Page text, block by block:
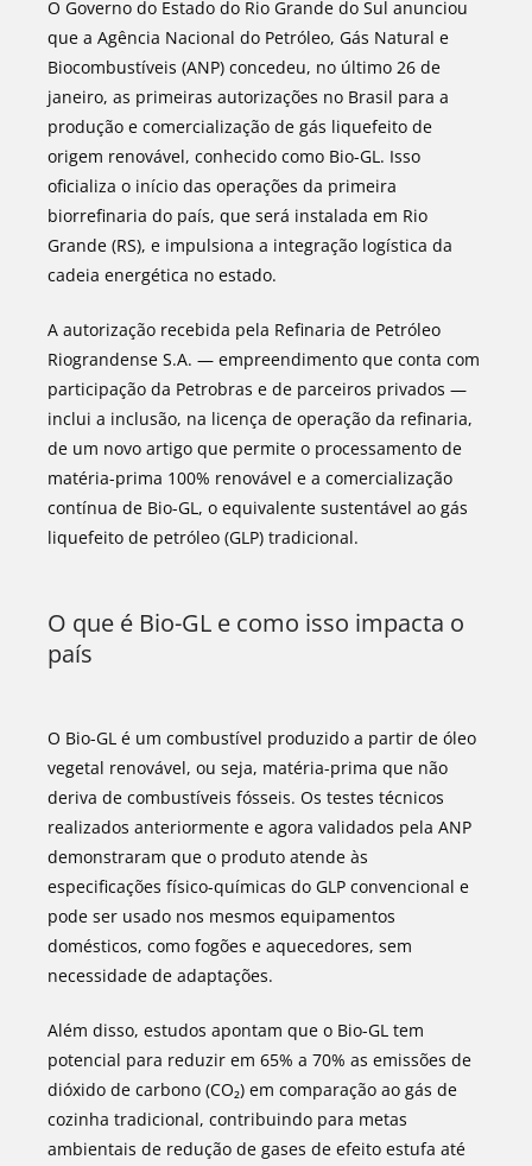
O Governo do Estado do Rio Grande do Sul anunciou
que a Agência Nacional do Petróleo, Gás Natural e
Biocombustíveis (ANP) concedeu, no último 26 de
janeiro, as primeiras autorizações no Brasil para a
produção e comercialização de gás liquefeito de
origem renovável, conhecido como Bio-GL. Isso
oficializa o início das operações da primeira
biorrefinaria do país, que será instalada em Rio
Grande (RS), e impulsiona a integração logística da
cadeia energética no estado.
A autorização recebida pela Refinaria de Petróleo
Riograndense S.A. — empreendimento que conta com
participação da Petrobras e de parceiros privados —
inclui a inclusão, na licença de operação da refinaria,
de um novo artigo que permite o processamento de
matéria-prima 100% renovável e a comercialização
contínua de Bio-GL, o equivalente sustentável ao gás
liquefeito de petróleo (GLP) tradicional.
O que é Bio-GL e como isso impacta o
país
O Bio-GL é um combustível produzido a partir de óleo
vegetal renovável, ou seja, matéria-prima que não
deriva de combustíveis fósseis. Os testes técnicos
realizados anteriormente e agora validados pela ANP
demonstraram que o produto atende às
especificações físico-químicas do GLP convencional e
pode ser usado nos mesmos equipamentos
domésticos, como fogões e aquecedores, sem
necessidade de adaptações.
Além disso, estudos apontam que o Bio-GL tem
potencial para reduzir em 65% a 70% as emissões de
dióxido de carbono (CO₂) em comparação ao gás de
cozinha tradicional, contribuindo para metas
ambientais de redução de gases de efeito estufa até